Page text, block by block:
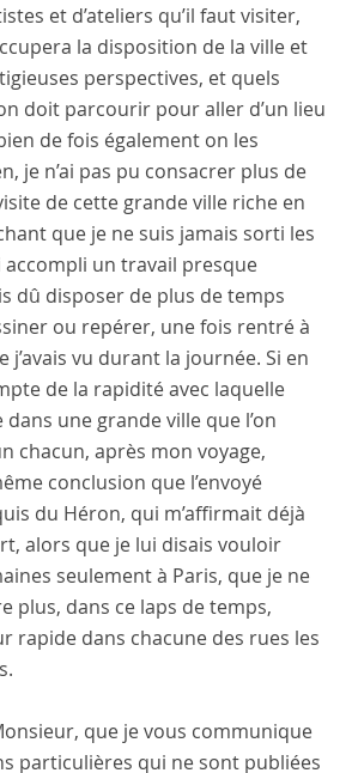
et d’ateliers qu’il faut visiter,
la disposition de la ville et
perspectives, et quels
doit parcourir pour aller d’un lieu
de fois également on les
je n’ai pas pu consacrer plus de
de cette grande ville riche en
que je ne suis jamais sorti les
accompli un travail presque
dû disposer de plus de temps
ou repérer, une fois rentré à
j’avais vu durant la journée. Si en
de la rapidité avec laquelle
une grande ville que l’on
chacun, après mon voyage,
conclusion que l’envoyé
du Héron, qui m’affirmait déjà
alors que je lui disais vouloir
seulement à Paris, que je ne
plus, dans ce laps de temps,
rapide dans chacune des rues les
que je vous communique
particulières qui ne sont publiées